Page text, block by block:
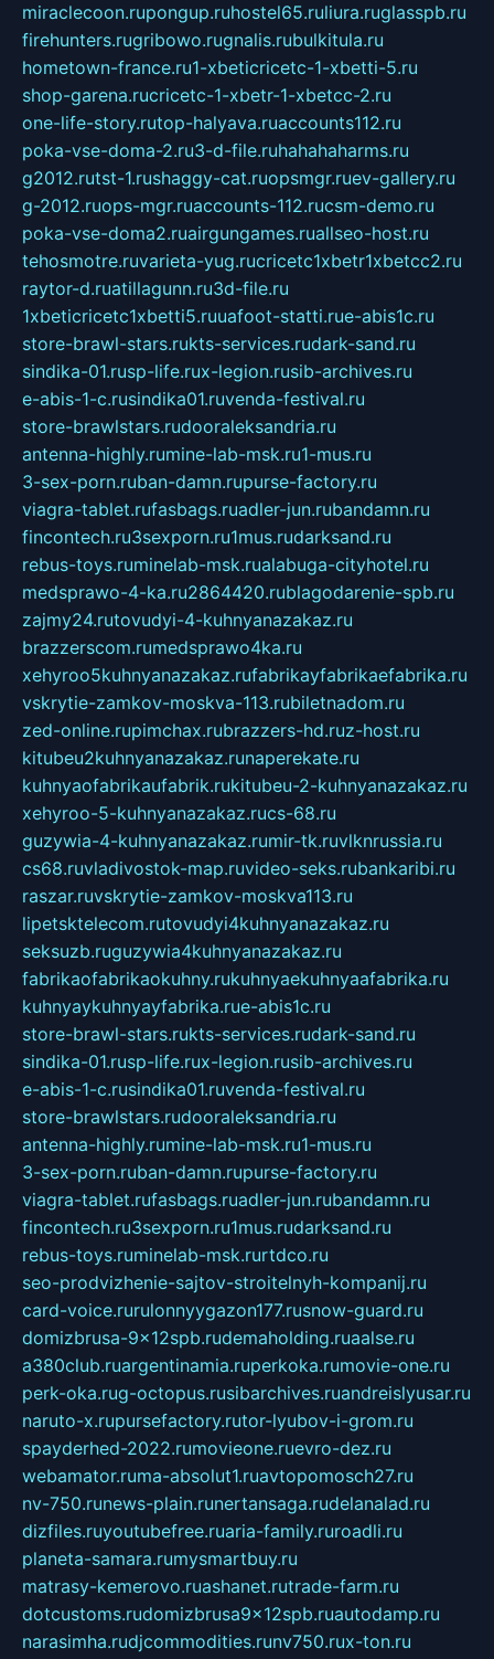
miraclecoon.rupongup.ruhostel65.ruliura.ruglasspb.ru
firehunters.rugribowo.rugnalis.rubulkitula.ru
hometown-france.ru1-xbeticricetc-1-xbetti-5.ru
shop-garena.rucricetc-1-xbetr-1-xbetcc-2.ru
one-life-story.rutop-halyava.ruaccounts112.ru
poka-vse-doma-2.ru3-d-file.ruhahahaharms.ru
g2012.rutst-1.rushaggy-cat.ruopsmgr.ruev-gallery.ru
g-2012.ruops-mgr.ruaccounts-112.rucsm-demo.ru
poka-vse-doma2.ruairgungames.ruallseo-host.ru
tehosmotre.ruvarieta-yug.rucricetc1xbetr1xbetcc2.ru
raytor-d.ruatillagunn.ru3d-file.ru
1xbeticricetc1xbetti5.ruuafoot-statti.rue-abis1c.ru
store-brawl-stars.rukts-services.rudark-sand.ru
sindika-01.rusp-life.rux-legion.rusib-archives.ru
e-abis-1-c.rusindika01.ruvenda-festival.ru
store-brawlstars.rudooraleksandria.ru
antenna-highly.rumine-lab-msk.ru1-mus.ru
3-sex-porn.ruban-damn.rupurse-factory.ru
viagra-tablet.rufasbags.ruadler-jun.rubandamn.ru
fincontech.ru3sexporn.ru1mus.rudarksand.ru
rebus-toys.ruminelab-msk.rualabuga-cityhotel.ru
medsprawo-4-ka.ru2864420.rublagodarenie-spb.ru
zajmy24.rutovudyi-4-kuhnyanazakaz.ru
brazzerscom.rumedsprawo4ka.ru
xehyroo5kuhnyanazakaz.rufabrikayfabrikaefabrika.ru
vskrytie-zamkov-moskva-113.rubiletnadom.ru
zed-online.rupimchax.rubrazzers-hd.ruz-host.ru
kitubeu2kuhnyanazakaz.runaperekate.ru
kuhnyaofabrikaufabrik.rukitubeu-2-kuhnyanazakaz.ru
xehyroo-5-kuhnyanazakaz.rucs-68.ru
guzywia-4-kuhnyanazakaz.rumir-tk.ruvlknrussia.ru
cs68.ruvladivostok-map.ruvideo-seks.rubankaribi.ru
raszar.ruvskrytie-zamkov-moskva113.ru
lipetsktelecom.rutovudyi4kuhnyanazakaz.ru
seksuzb.ruguzywia4kuhnyanazakaz.ru
fabrikaofabrikaokuhny.rukuhnyaekuhnyaafabrika.ru
kuhnyaykuhnyayfabrika.rue-abis1c.ru
store-brawl-stars.rukts-services.rudark-sand.ru
sindika-01.rusp-life.rux-legion.rusib-archives.ru
e-abis-1-c.rusindika01.ruvenda-festival.ru
store-brawlstars.rudooraleksandria.ru
antenna-highly.rumine-lab-msk.ru1-mus.ru
3-sex-porn.ruban-damn.rupurse-factory.ru
viagra-tablet.rufasbags.ruadler-jun.rubandamn.ru
fincontech.ru3sexporn.ru1mus.rudarksand.ru
rebus-toys.ruminelab-msk.rurtdco.ru
seo-prodvizhenie-sajtov-stroitelnyh-kompanij.ru
card-voice.rurulonnyygazon177.rusnow-guard.ru
domizbrusa-9x12spb.rudemaholding.ruaalse.ru
a380club.ruargentinamia.ruperkoka.rumovie-one.ru
perk-oka.rug-octopus.rusibarchives.ruandreislyusar.ru
naruto-x.rupursefactory.rutor-lyubov-i-grom.ru
spayderhed-2022.rumovieone.ruevro-dez.ru
webamator.ruma-absolut1.ruavtopomosch27.ru
nv-750.runews-plain.runertansaga.rudelanalad.ru
dizfiles.ruyoutubefree.ruaria-family.ruroadli.ru
planeta-samara.rumysmartbuy.ru
matrasy-kemerovo.ruashanet.rutrade-farm.ru
dotcustoms.rudomizbrusa9x12spb.ruautodamp.ru
narasimha.rudjcommodities.runv750.rux-ton.ru